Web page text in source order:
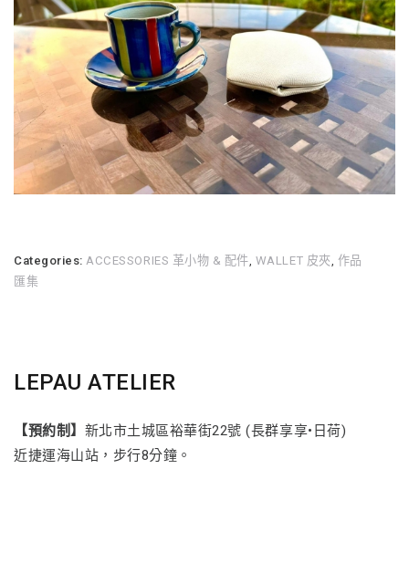
Categories:ACCESSORIES 革小物 & 配件, WALLET 皮夾, 作品
匯集
LEPAU ATELIER
【預約制】 新北市土城區裕華街22號 (長群享享•日荷)
近捷運海山站，步行8分鐘。